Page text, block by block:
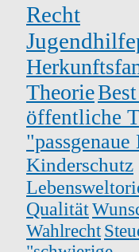
Recht
Theorie
öffentliche
Kinderschutz
Qualität
Wahlrecht